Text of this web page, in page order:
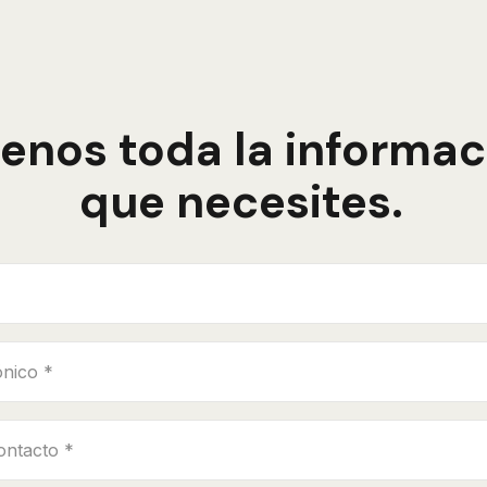
toda la
que necesites.